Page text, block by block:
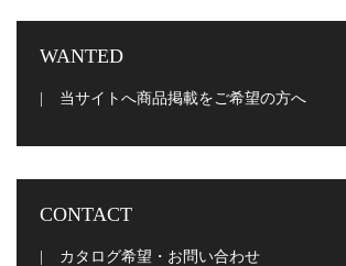
WANTED
当サイトへ商品掲載をご希望の方へ
CONTACT
カタログ希望・お問い合わせ